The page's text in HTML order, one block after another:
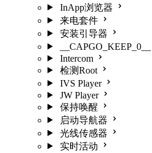
InApp浏览器
来电套件
安装引导器
__CAPGO_KEEP_0__
Intercom
检测Root
IVS Player
JW Player
保持唤醒
启动导航器
光线传感器
实时活动